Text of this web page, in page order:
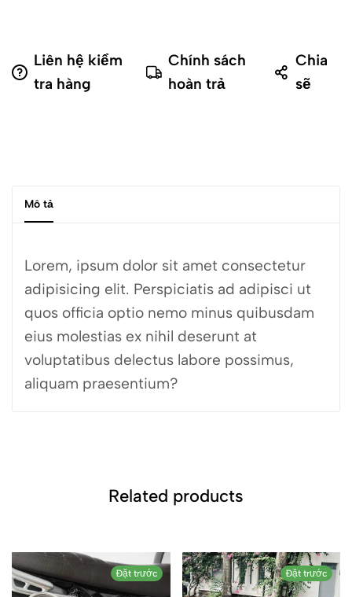
Liên hệ kiểm
tra hàng
Chính sách
hoàn trả
Chia
sẽ
Mô tả
Lorem, ipsum dolor sit amet consectetur
adipisicing elit. Perspiciatis ad adipisci ut
quos officia optio nemo minus quibusdam
eius molestias ex nihil deserunt at
voluptatibus delectus labore possimus,
aliquam praesentium?
Related products
Đặt trước Đặt trước